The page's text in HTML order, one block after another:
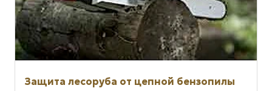
Защита лесоруба от цепной бензопилы